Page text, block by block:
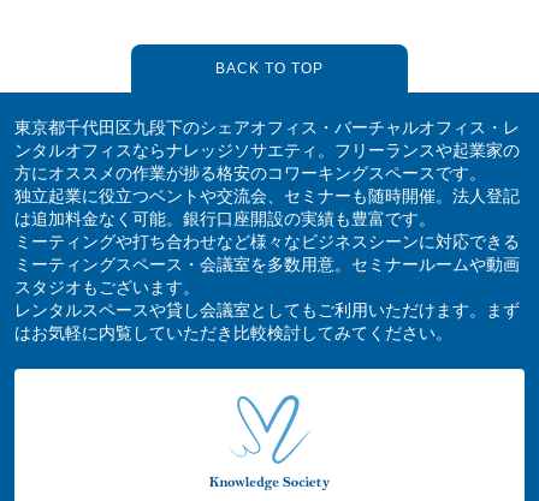
BACK TO TOP
東京都千代田区九段下のシェアオフィス・バーチャルオフィス・レ
ンタルオフィスならナレッジソサエティ。フリーランスや起業家の
方にオススメの作業が捗る格安のコワーキングスペースです。
独立起業に役立つベントや交流会、セミナーも随時開催。法人登記
は追加料金なく可能。銀行口座開設の実績も豊富です。
ミーティングや打ち合わせなど様々なビジネスシーンに対応できる
ミーティングスペース・会議室を多数用意。セミナールームや動画
スタジオもございます。
レンタルスペースや貸し会議室としてもご利用いただけます。まず
はお気軽に内覧していただき比較検討してみてください。